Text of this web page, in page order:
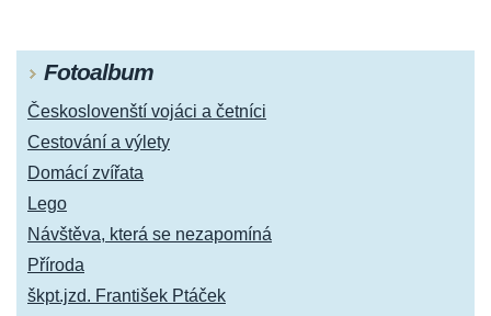
Fotoalbum
Českoslovenští vojáci a četníci
Cestování a výlety
Domácí zvířata
Lego
Návštěva, která se nezapomíná
Příroda
škpt.jzd. František Ptáček